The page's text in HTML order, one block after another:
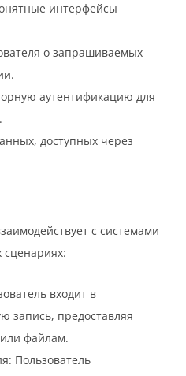
интерфейсы
о запрашиваемых
аутентификацию для
доступных через
с системами
входит в
запись, предоставляя
файлам.
Пользователь